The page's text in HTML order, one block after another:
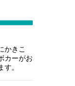
かきこ
カーがお
。